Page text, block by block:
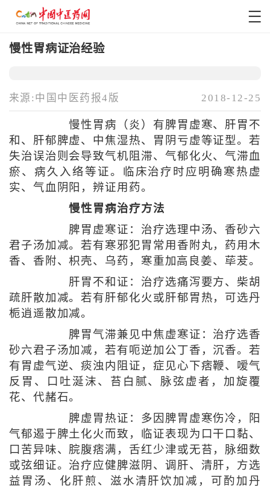
慢性胃病证治经验
来源:中国中医药报4版 2018-12-25
慢性胃病（炎）有脾胃虚寒、肝胃不
和、肝郁脾虚、中焦湿热、胃阴亏虚等证型。若
失治误治则会导致气机阻滞、气郁化火、气滞血
瘀、病久入络等证。临床治疗时应明确寒热虚
实、气血阴阳，辨证用药。
慢性胃病治疗方法
脾胃虚寒证：治疗选理中汤、香砂六
君子汤加减。若有寒邪犯胃常用香附丸，药用木
香、香附、枳壳、乌药，寒重加高良姜、荜茇。
肝胃不和证：治疗选痛泻要方、柴胡
疏肝散加减。若有肝郁化火或肝郁胃热，可选丹
栀逍遥散加减。
脾胃气滞兼见中焦虚寒证：治疗选香
砂六君子汤加减，若有呃逆加公丁香，沉香。若
有胃虚气逆、痰浊内阻证，症见心下痞鞭、嗳气
反胃、口吐涎沫、苔白腻、脉弦虚者，加旋覆
花、代赭石。
脾虚胃热证：多因脾胃虚寒伤冷，阳
气郁遏于脾土化火而致，临证表现为口干口黏、
口苦异味、脘腹痞满，舌红少津或无苔，脉细数
或弦细证。治疗应健脾滋阴、调肝、清肝，方选
益胃汤、化肝煎、滋水清肝饮加减，可酌加丹